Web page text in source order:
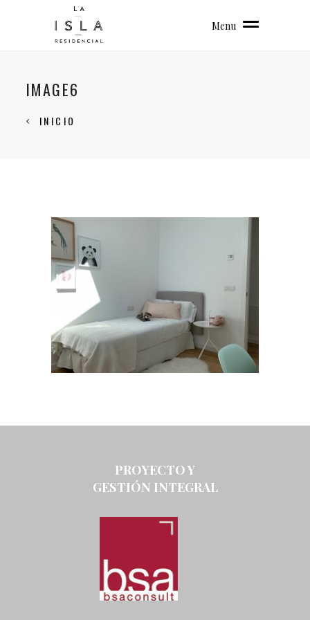
Menu
IMAGE6
INICIO
PROYECTO Y
GESTIÓN INTEGRAL